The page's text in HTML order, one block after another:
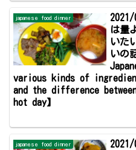
japanese food dinner
は量
いた
いの
various kinds of
and the difference
hot day】
japanese food dinner